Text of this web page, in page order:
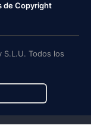
de Copyright
Todos los